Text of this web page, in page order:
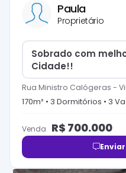
Paula
Proprietário
Sobrado com
Cidade!!
Rua Ministro Calógeras -
170m² • 3 Dormitórios • 3
Venda R$ 700.000